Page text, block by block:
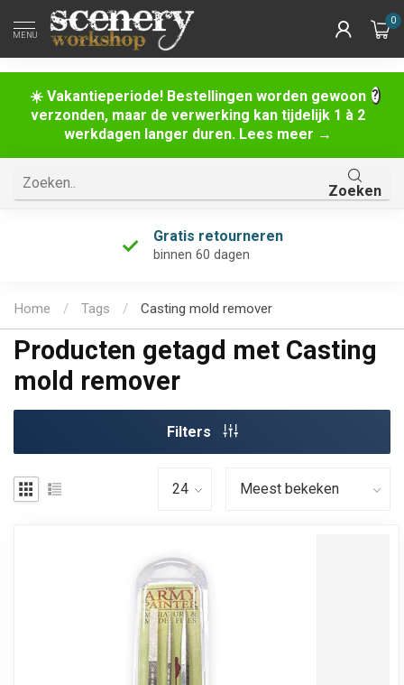
☀️ Vakantieperiode! Bestellingen worden gewoon
verzonden, maar de verwerking kan tijdelijk 1 à 2
werkdagen langer duren. Lees meer →
MENU
0
Zoeken
Gratis retourneren
binnen 60 dagen
Home / Tags / Casting mold remover
Producten getagd met Casting
mold remover
Filters